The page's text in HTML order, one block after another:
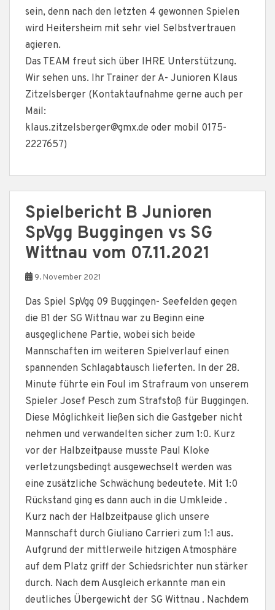
sein, denn nach den letzten 4 gewonnen Spielen
wird Heitersheim mit sehr viel Selbstvertrauen
agieren.
Das TEAM freut sich über IHRE Unterstützung.
Wir sehen uns. Ihr Trainer der A- Junioren Klaus
Zitzelsberger (Kontaktaufnahme gerne auch per
Mail:
klaus.zitzelsberger@gmx.de oder mobil 0175-
2227657)
Spielbericht B Junioren
SpVgg Buggingen vs SG
Wittnau vom 07.11.2021
9. November 2021
Das Spiel SpVgg 09 Buggingen- Seefelden gegen
die B1 der SG Wittnau war zu Beginn eine
ausgeglichene Partie, wobei sich beide
Mannschaften im weiteren Spielverlauf einen
spannenden Schlagabtausch lieferten. In der 28.
Minute führte ein Foul im Strafraum von unserem
Spieler Josef Pesch zum Strafstoß für Buggingen.
Diese Möglichkeit ließen sich die Gastgeber nicht
nehmen und verwandelten sicher zum 1:0. Kurz
vor der Halbzeitpause musste Paul Kloke
verletzungsbedingt ausgewechselt werden was
eine zusätzliche Schwächung bedeutete. Mit 1:0
Rückstand ging es dann auch in die Umkleide .
Kurz nach der Halbzeitpause glich unsere
Mannschaft durch Giuliano Carrieri zum 1:1 aus.
Aufgrund der mittlerweile hitzigen Atmosphäre
auf dem Platz griff der Schiedsrichter nun stärker
durch. Nach dem Ausgleich erkannte man ein
deutliches Übergewicht der SG Wittnau . Nachdem